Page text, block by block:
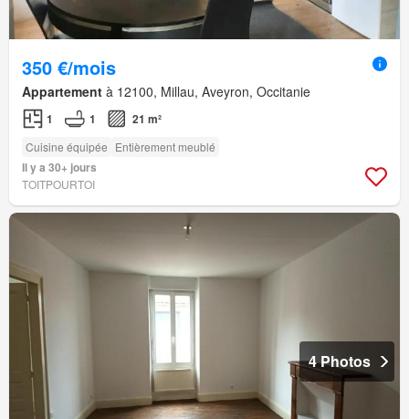
350 €/mois
Appartement à 12100, Millau, Aveyron, Occitanie
1 1 21 m²
Cuisine équipée Entièrement meublé
Il y a 30+ jours
TOITPOURTOI
4 Photos